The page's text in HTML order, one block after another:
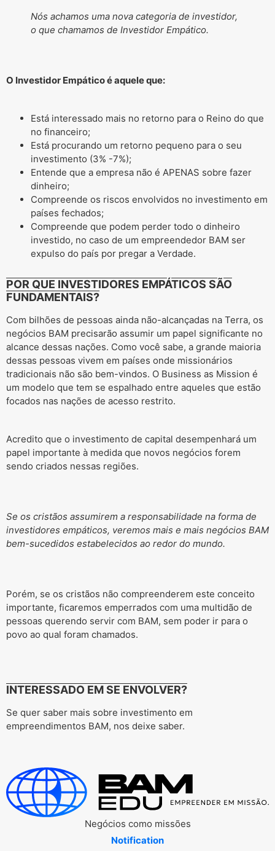
Nós achamos uma nova categoria de investidor,
o que chamamos de Investidor Empático.
O Investidor Empático é aquele que:
Está interessado mais no retorno para o Reino do que
no financeiro;
Está procurando um retorno pequeno para o seu
investimento (3% -7%);
Entende que a empresa não é APENAS sobre fazer
dinheiro;
Compreende os riscos envolvidos no investimento em
países fechados;
Compreende que podem perder todo o dinheiro
investido, no caso de um empreendedor BAM ser
expulso do país por pregar a Verdade.
POR QUE INVESTIDORES EMPÁTICOS SÃO
FUNDAMENTAIS?
Com bilhões de pessoas ainda não-alcançadas na Terra, os
negócios BAM precisarão assumir um papel significante no
alcance dessas nações. Como você sabe, a grande maioria
dessas pessoas vivem em países onde missionários
tradicionais não são bem-vindos. O Business as Mission é
um modelo que tem se espalhado entre aqueles que estão
focados nas nações de acesso restrito.
Acredito que o investimento de capital desempenhará um
papel importante à medida que novos negócios forem
sendo criados nessas regiões.
Se os cristãos assumirem a responsabilidade na forma de
investidores empáticos, veremos mais e mais negócios BAM
bem-sucedidos estabelecidos ao redor do mundo.
Porém, se os cristãos não compreenderem este conceito
importante, ficaremos emperrados com uma multidão de
pessoas querendo servir com BAM, sem poder ir para o
povo ao qual foram chamados.
INTERESSADO EM SE ENVOLVER?
Se quer saber mais sobre investimento em
empreendimentos BAM, nos deixe saber.
Negócios como missões
Notification